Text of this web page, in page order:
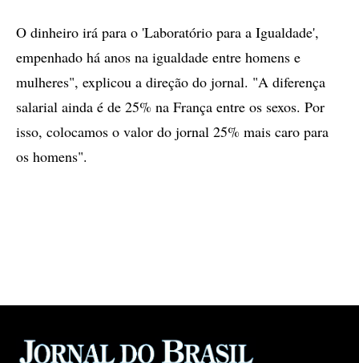
O dinheiro irá para o 'Laboratório para a Igualdade',
empenhado há anos na igualdade entre homens e
mulheres", explicou a direção do jornal. "A diferença
salarial ainda é de 25% na França entre os sexos. Por
isso, colocamos o valor do jornal 25% mais caro para
os homens".